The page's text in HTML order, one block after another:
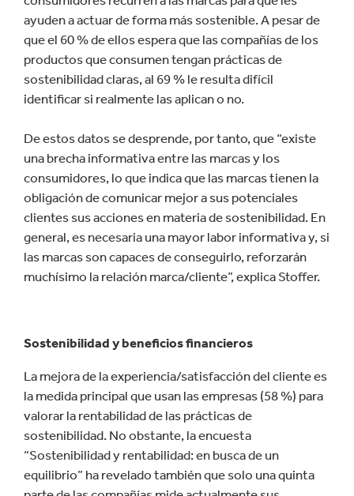
ayuden a actuar de forma más sostenible. A pesar de
que el 60 % de ellos espera que las compañías de los
productos que consumen tengan prácticas de
sostenibilidad claras, al 69 % le resulta difícil
identificar si realmente las aplican o no.
De estos datos se desprende, por tanto, que “existe
una brecha informativa entre las marcas y los
consumidores, lo que indica que las marcas tienen la
obligación de comunicar mejor a sus potenciales
clientes sus acciones en materia de sostenibilidad. En
general, es necesaria una mayor labor informativa y, si
las marcas son capaces de conseguirlo, reforzarán
muchísimo la relación marca/cliente”, explica Stoffer.
Sostenibilidad y beneficios financieros
La mejora de la experiencia/satisfacción del cliente es
la medida principal que usan las empresas (58 %) para
valorar la rentabilidad de las prácticas de
sostenibilidad. No obstante, la encuesta
“Sostenibilidad y rentabilidad: en busca de un
equilibrio” ha revelado también que solo una quinta